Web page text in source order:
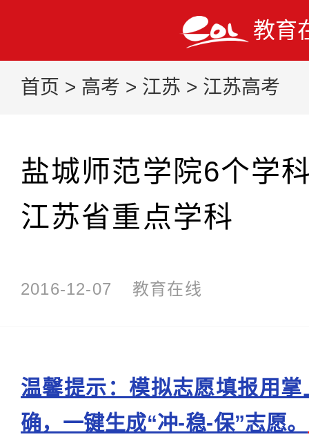
教育
首页 > 高考 > 江苏 > 江苏高考
盐城师范学院6个学
江苏省重点学科
2016-12-07 教育在线
温馨提示：模拟志愿填报用
确，一键生成“冲-稳-保”志愿。